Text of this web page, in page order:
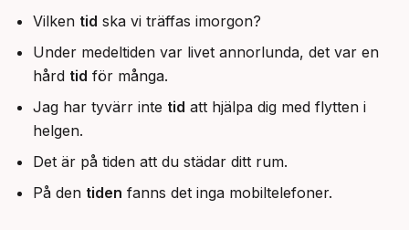
Vilken tid ska vi träffas imorgon?
Under medeltiden var livet annorlunda, det var en
hård tid för många.
Jag har tyvärr inte tid att hjälpa dig med flytten i
helgen.
Det är på tiden att du städar ditt rum.
På den tiden fanns det inga mobiltelefoner.